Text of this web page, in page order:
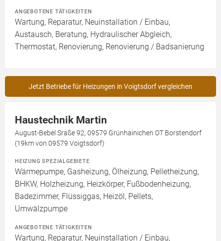
ANGEBOTENE TÄTIGKEITEN
Wartung, Reparatur, Neuinstallation / Einbau,
Austausch, Beratung, Hydraulischer Abgleich,
Thermostat, Renovierung, Renovierung / Badsanierung
Jetzt Betriebe für Heizungen in Voigtsdorf vergleichen
Haustechnik Martin
August-Bebel Sraße 92, 09579 Grünhainichen OT Borstendorf
(19km von 09579 Voigtsdorf)
HEIZUNG SPEZIALGEBIETE
Wärmepumpe, Gasheizung, Ölheizung, Pelletheizung,
BHKW, Holzheizung, Heizkörper, Fußbodenheizung,
Badezimmer, Flüssiggas, Heizöl, Pellets,
Umwälzpumpe
ANGEBOTENE TÄTIGKEITEN
Wartung, Reparatur, Neuinstallation / Einbau,